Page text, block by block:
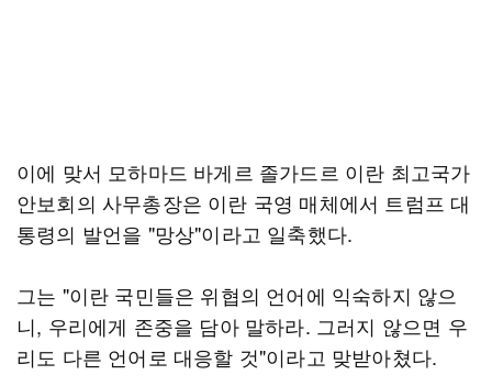
이에 맞서 모하마드 바게르 졸가드르 이란 최고국가
안보회의 사무총장은 이란 국영 매체에서 트럼프 대
통령의 발언을 "망상"이라고 일축했다.
그는 "이란 국민들은 위협의 언어에 익숙하지 않으
니, 우리에게 존중을 담아 말하라. 그러지 않으면 우
리도 다른 언어로 대응할 것"이라고 맞받아쳤다.